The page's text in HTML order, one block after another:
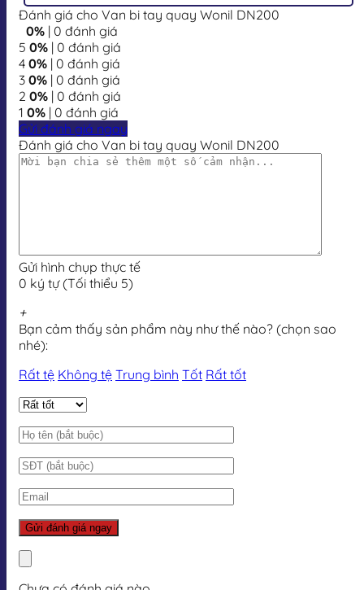
Đánh giá cho Van bi tay quay Wonil DN200
0% | 0 đánh giá
5 0% | 0 đánh giá
4 0% | 0 đánh giá
3 0% | 0 đánh giá
2 0% | 0 đánh giá
1 0% | 0 đánh giá
Gửi đánh giá ngay
Đánh giá cho Van bi tay quay Wonil DN200
Gửi hình chụp thực tế
0 ký tự (Tối thiểu 5)
+
Bạn cảm thấy sản phẩm này như thế nào? (chọn sao
nhé):
Rất tệ Không tệ Trung bình Tốt Rất tốt